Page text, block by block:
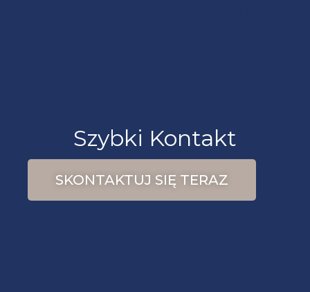
Szybki Kontakt
SKONTAKTUJ SIĘ TERAZ